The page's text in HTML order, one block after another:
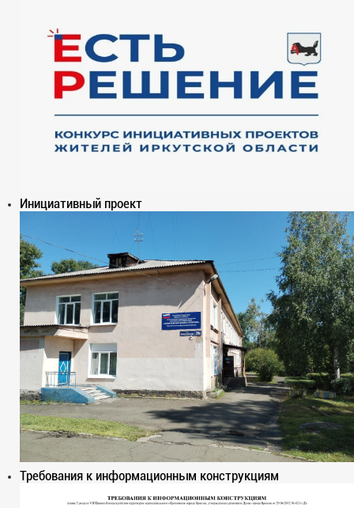
Инициативный проект
Требования к информационным конструкциям